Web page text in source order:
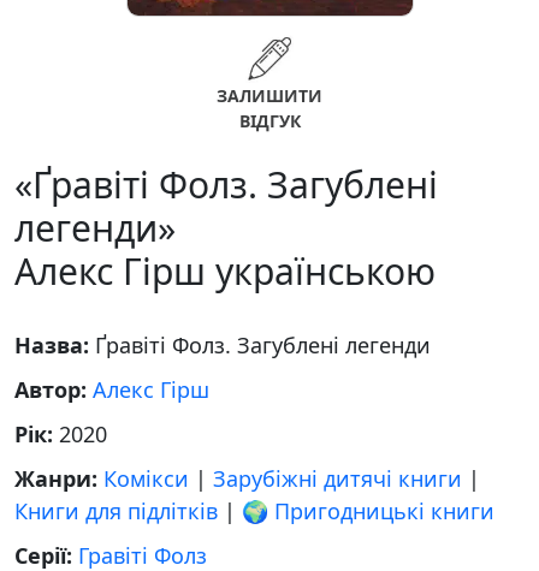
ЗАЛИШИТИ
ВІДГУК
«Ґравіті Фолз. Загублені
легенди»
Алекс Гірш українською
Назва: Ґравіті Фолз. Загублені легенди
Автор: Алекс Гірш
Рік: 2020
Жанри: Комікси | Зарубіжні дитячі книги |
Книги для підлітків | 🌍 Пригодницькі книги
Серії: Гравіті Фолз